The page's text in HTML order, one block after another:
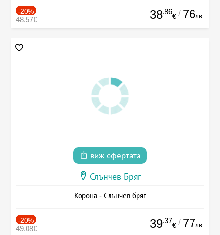
-20%
48.57€ 38.86
€ / 76лв.
виж офертата
Слънчев Бряг
Корона - Слънчев бряг
-20%
49.08€ 39.37
€ / 77лв.